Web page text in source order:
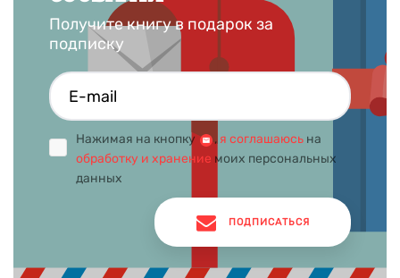
Получите книгу в подарок за
подписку
Нажимая на кнопку , я соглашаюсь на
обработку и хранение моих персональных
данных
ПОДПИСАТЬСЯ